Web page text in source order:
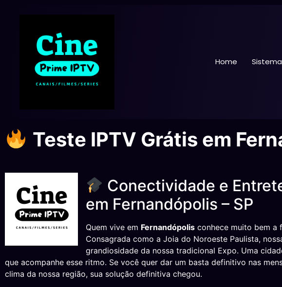
Home
Teste IPTV Grátis em
Conectividade e
em Fernandópolis – SP
Quem vive em Fernandópolis conhece muito bem a
Consagrada como a Joia do Noroeste Paulista,
grandiosidade da nossa tradicional Expo. Uma
que acompanhe esse ritmo. Se você quer dar um basta definitivo nas
clima da nossa região, sua solução definitiva chegou.